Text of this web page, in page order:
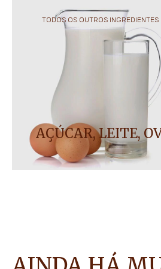
TODOS OS OUTROS INGREDIENTES
AÇÚCAR, LEITE,
Saiba mais sobre nossos outros
como trabalhamos para